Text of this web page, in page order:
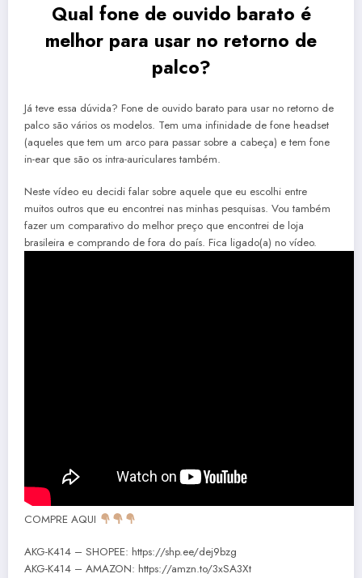
Qual fone de ouvido barato é
melhor para usar no retorno de
palco?
Já teve essa dúvida? Fone de ouvido barato para usar no retorno de
palco são vários os modelos. Tem uma infinidade de fone headset
(aqueles que tem um arco para passar sobre a cabeça) e tem fone
in-ear que são os intra-auriculares também.
Neste vídeo eu decidi falar sobre aquele que eu escolhi entre
muitos outros que eu encontrei nas minhas pesquisas. Vou também
fazer um comparativo do melhor preço que encontrei de loja
brasileira e comprando de fora do país. Fica ligado(a) no vídeo.
COMPRE AQUI
AKG-K414 – SHOPEE: https://shp.ee/dej9bzg
AKG-K414 – AMAZON: https://amzn.to/3xSA3Xt